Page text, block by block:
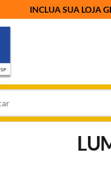
INCLUA SUA LOJA